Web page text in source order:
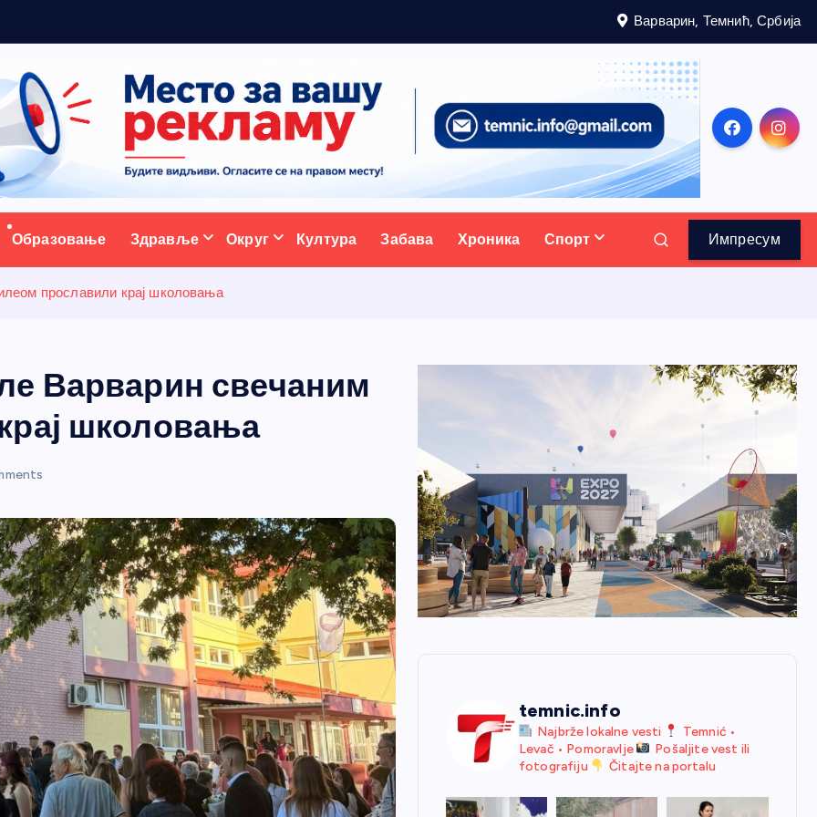
Варварин, Темнић, Србија
портал
Образовање Здравље Округ Култура Забава Хроника Спорт Импресум
прославили крај школовања
Варварин свечаним
школовања
temnic.info
Najbrže lokalne vesti
Temnić •
Levač • Pomoravlje
Pošaljite vest ili
fotografiju
Čitajte na portalu